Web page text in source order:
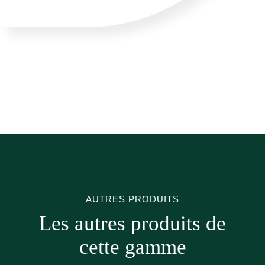
AUTRES PRODUITS
Les autres produits de
cette gamme